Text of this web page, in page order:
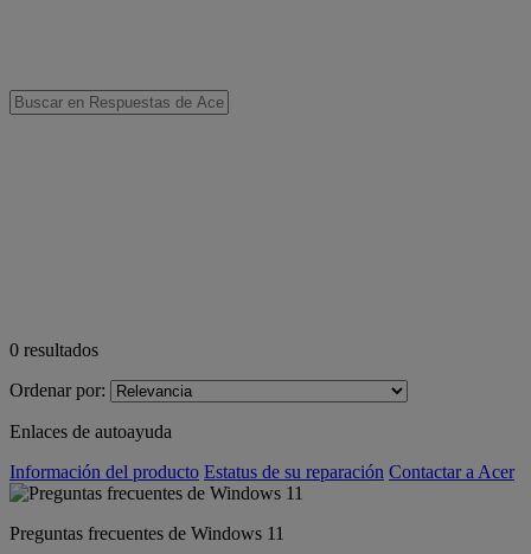
0 resultados
Ordenar por:
Enlaces de autoayuda
Información del producto Estatus de su reparación Contactar a Acer
Preguntas frecuentes de Windows 11